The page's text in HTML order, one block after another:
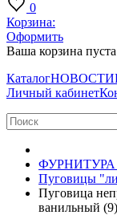
0
Корзина:
Оформить
Ваша корзина пуста
КаталогНОВОСТИ
Личный кабинет
Пуговицы
Пуговица
ванильный (9)